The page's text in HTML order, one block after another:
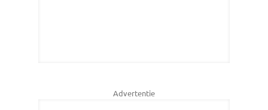
Advertentie